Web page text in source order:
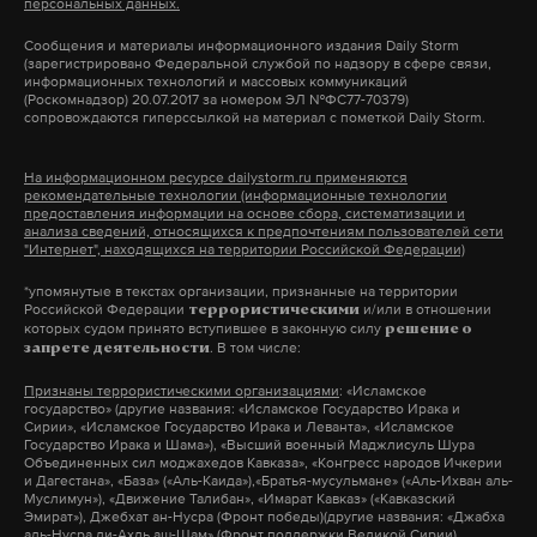
Вадим Дубровин, актер
Дубровин исполняет роль Михаила Булгакова в
спектакле «Таська». Он попал в театр еще
«Здесь все иначе: белые стены, открытость,
отсутствие привычной "черной коробки". Это
пространство, в котором ты как будто
отметил, что к здешним залам, например
«Манежу» и «Глобусу», нужно привыкнуть.
громче, но со временем приходит понимание, что
можно работать спокойнее — пространство само
начинает помогать артисту. Его любимое место в
театре — гримерка, расположенная отдельно от
остальных, где можно отдохнуть и побыть
комфортная среда их проживания», —
подчеркнул парламентарий.
переутверждении показателей федеральных
проектов необходимо их предварительное
рассмотрение в профильных комитетах Госдумы.
«Пусть федеральные министры доказывают
эту необходимость», — заявил Сысоев.
Он добавил, что достижение целей многих
национальных проектов остается только на
бумаге. Переписывание федеральными
чиновниками методичек под нужные показатели,
персональных данных.
Сообщения и материалы информационного издания Daily Storm
(зарегистрировано Федеральной службой по надзору в сфере связи,
информационных технологий и массовых коммуникаций
(Роскомнадзор) 20.07.2017 за номером ЭЛ №ФС77-70379)
сопровождаются гиперссылкой на материал с пометкой Daily Storm.
На информационном ресурсе dailystorm.ru применяются
рекомендательные технологии (информационные технологии
предоставления информации на основе сбора, систематизации и
анализа сведений, относящихся к предпочтениям пользователей сети
"Интернет", находящихся на территории Российской Федерации)
*упомянутые в текстах организации, признанные на территории
Российской Федерации террористическими и/или в отношении
которых судом принято вступившее в законную силу решение о
запрете деятельности. В том числе:
Признаны террористическими организациями: «Исламское
государство» (другие названия: «Исламское Государство Ирака и
Сирии», «Исламское Государство Ирака и Леванта», «Исламское
Государство Ирака и Шама»), «Высший военный Маджлисуль Шура
Объединенных сил моджахедов Кавказа», «Конгресс народов Ичкерии
и Дагестана», «База» («Аль-Каида»),«Братья-мусульмане» («Аль-Ихван аль-
Муслимун»), «Движение Талибан», «Имарат Кавказ» («Кавказский
Эмират»), Джебхат ан-Нусра (Фронт победы)(другие названия: «Джабха